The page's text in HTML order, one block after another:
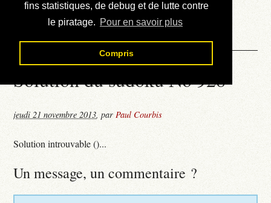
fins statistiques, de debug et de lutte contre
le piratage. Pour en savoir plus
Compris
Téléchargement
Contact
Solution du sudoku No 928
jeudi 21 novembre 2013,parPaul Courbis
Solution introuvable ()...
Un message, un commentaire ?